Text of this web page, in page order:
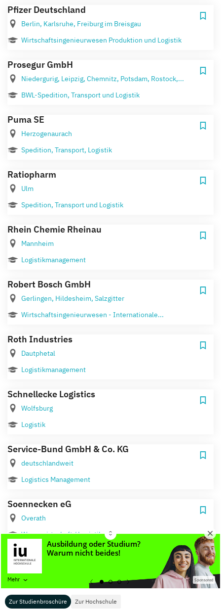
Zur Studienbroschüre Zur Hochschule
Mehr Sponsored
Pfizer Deutschland
Berlin, Karlsruhe, Freiburg im Breisgau
Wirtschaftsingenieurwesen Produktion und Logistik
Prosegur GmbH
Niedergurig, Leipzig, Chemnitz, Potsdam, Rostock,...
BWL-Spedition, Transport und Logistik
Puma SE
Herzogenaurach
Spedition, Transport, Logistik
Ratiopharm
Ulm
Spedition, Transport und Logistik
Rhein Chemie Rheinau
Mannheim
Logistikmanagement
Robert Bosch GmbH
Gerlingen, Hildesheim, Salzgitter
Wirtschaftsingenieurwesen - Internationale...
Roth Industries
Dautphetal
Logistikmanagement
Schnellecke Logistics
Wolfsburg
Logistik
Service-Bund GmbH & Co. KG
deutschlandweit
Logistics Management
Soennecken eG
Overath
Warenwirtschaft / Logistik
Sortimo International
Zusmarshausen
BWL Spedition, Transport und Logistik